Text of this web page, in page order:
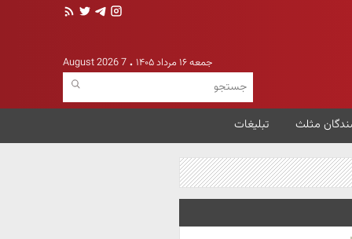
جمعه ۱۶ مرداد ۱۴۰۵ 7 August 2026
مثلث تبلیغات